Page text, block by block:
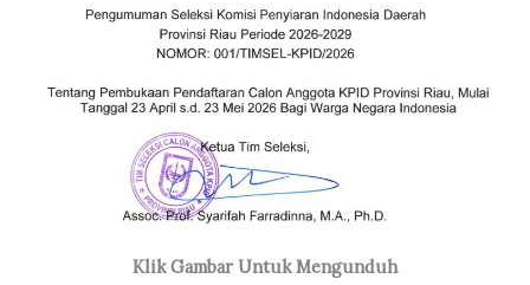
Klik Gambar Untuk Mengunduh